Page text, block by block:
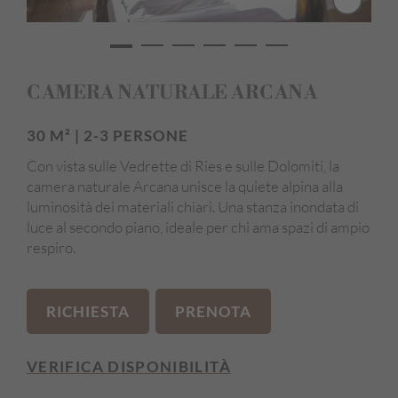
Pavimento in legno / Materiali naturali
Camera anallergica
CAMERA NATURALE ARCANA
30 M² | 2-3 PERSONE
Con vista sulle Vedrette di Ries e sulle Dolomiti, la
camera naturale Arcana unisce la quiete alpina alla
luminosità dei materiali chiari. Una stanza inondata di
luce al secondo piano, ideale per chi ama spazi di ampio
respiro.
RICHIESTA PRENOTA
VERIFICA DISPONIBILITÀ